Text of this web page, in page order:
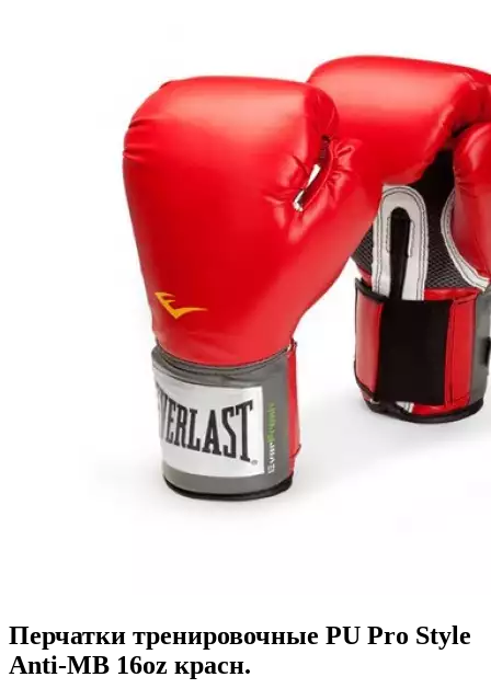
Перчатки тренировочные PU Pro Style
Anti-MB 16oz красн.